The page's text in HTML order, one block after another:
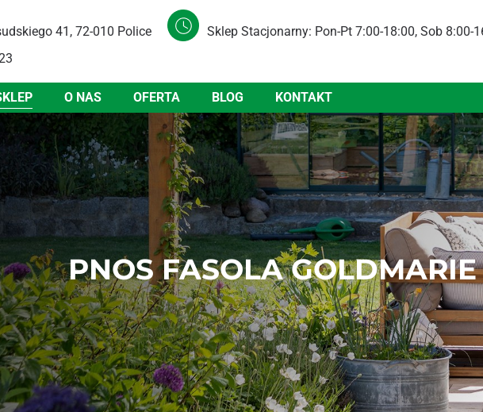
41, 72-010 Police Sklep Stacjonarny: Pon-Pt 7:00-18:00, Sob 8:00-
O NAS OFERTA BLOG KONTAKT
PNOS FASOLA